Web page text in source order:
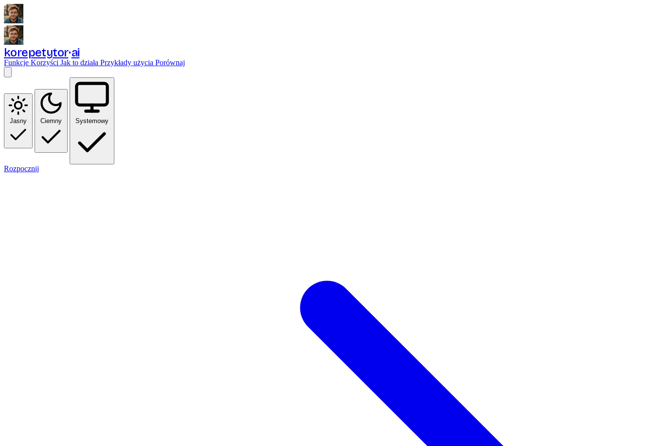
korepetytor ai
Funkcje Korzyści Jak to działa Przykłady użycia Porównaj
Jasny Ciemny Systemowy
Rozpocznij